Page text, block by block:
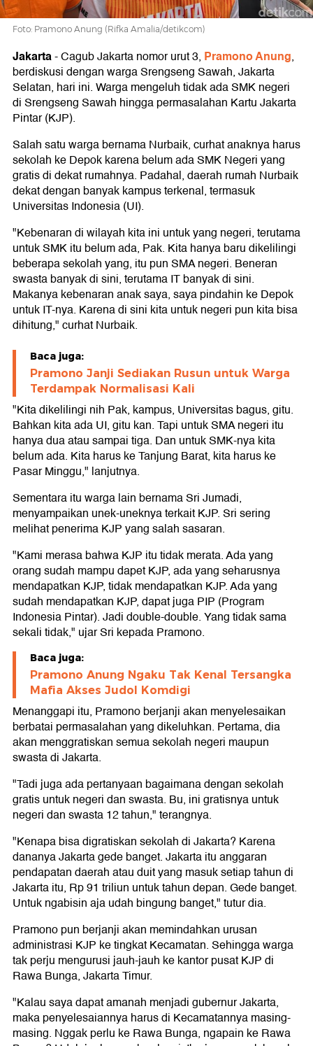
Foto: Pramono Anung (Rifka Amalia/detikcom)
Jakarta-Cagub Jakarta nomor urut 3, Pramono Anung,
berdiskusi dengan warga Srengseng Sawah, Jakarta
Selatan, hari ini. Warga mengeluh tidak ada SMK negeri
di Srengseng Sawah hingga permasalahan Kartu Jakarta
Pintar (KJP).
Salah satu warga bernama Nurbaik, curhat anaknya harus
sekolah ke Depok karena belum ada SMK Negeri yang
gratis di dekat rumahnya. Padahal, daerah rumah Nurbaik
dekat dengan banyak kampus terkenal, termasuk
Universitas Indonesia (UI).
"Kebenaran di wilayah kita ini untuk yang negeri, terutama
untuk SMK itu belum ada, Pak. Kita hanya baru dikelilingi
beberapa sekolah yang, itu pun SMA negeri. Beneran
swasta banyak di sini, terutama IT banyak di sini.
Makanya kebenaran anak saya, saya pindahin ke Depok
untuk IT-nya. Karena di sini kita untuk negeri pun kita bisa
dihitung," curhat Nurbaik.
Baca juga:
Pramono Janji Sediakan Rusun untuk Warga
Terdampak Normalisasi Kali
"Kita dikelilingi nih Pak, kampus, Universitas bagus, gitu.
Bahkan kita ada UI, gitu kan. Tapi untuk SMA negeri itu
hanya dua atau sampai tiga. Dan untuk SMK-nya kita
belum ada. Kita harus ke Tanjung Barat, kita harus ke
Pasar Minggu," lanjutnya.
Sementara itu warga lain bernama Sri Jumadi,
menyampaikan unek-uneknya terkait KJP. Sri sering
melihat penerima KJP yang salah sasaran.
"Kami merasa bahwa KJP itu tidak merata. Ada yang
orang sudah mampu dapet KJP, ada yang seharusnya
mendapatkan KJP, tidak mendapatkan KJP. Ada yang
sudah mendapatkan KJP, dapat juga PIP (Program
Indonesia Pintar). Jadi double-double. Yang tidak sama
sekali tidak," ujar Sri kepada Pramono.
Baca juga:
Pramono Anung Ngaku Tak Kenal Tersangka
Mafia Akses Judol Komdigi
Menanggapi itu, Pramono berjanji akan menyelesaikan
berbatai permasalahan yang dikeluhkan. Pertama, dia
akan menggratiskan semua sekolah negeri maupun
swasta di Jakarta.
"Tadi juga ada pertanyaan bagaimana dengan sekolah
gratis untuk negeri dan swasta. Bu, ini gratisnya untuk
negeri dan swasta 12 tahun," terangnya.
"Kenapa bisa digratiskan sekolah di Jakarta? Karena
dananya Jakarta gede banget. Jakarta itu anggaran
pendapatan daerah atau duit yang masuk setiap tahun di
Jakarta itu, Rp 91 triliun untuk tahun depan. Gede banget.
Untuk ngabisin aja udah bingung banget," tutur dia.
Pramono pun berjanji akan memindahkan urusan
administrasi KJP ke tingkat Kecamatan. Sehingga warga
tak perju mengurusi jauh-jauh ke kantor pusat KJP di
Rawa Bunga, Jakarta Timur.
"Kalau saya dapat amanah menjadi gubernur Jakarta,
maka penyelesaiannya harus di Kecamatannya masing-
masing. Nggak perlu ke Rawa Bunga, ngapain ke Rawa